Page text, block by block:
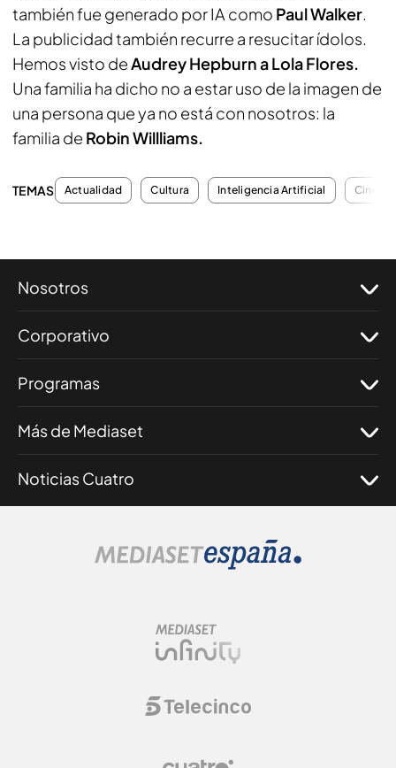
también fue generado por IA como Paul Walker.
La publicidad también recurre a resucitar ídolos.
Hemos visto deAudrey Hepburn a Lola Flores.
Una familia ha dicho no a estar uso de la imagen de
una persona que ya no está con nosotros: la
familia de Robin Willliams.
TEMAS Actualidad Cultura Inteligencia Artificial Cine
Nosotros
Corporativo
Programas
Más de Mediaset
Noticias Cuatro